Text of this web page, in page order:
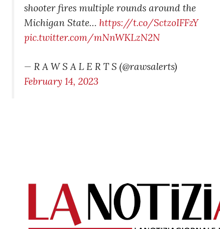
shooter fires multiple rounds around the
Michigan State… https://t.co/SctzoIFFzY
pic.twitter.com/mNnWKLzN2N
— R A W S A L E R T S (@rawsalerts)
February 14, 2023